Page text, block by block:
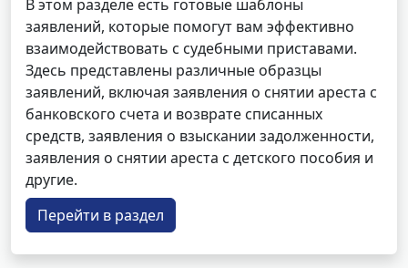
В этом разделе есть готовые шаблоны
заявлений, которые помогут вам эффективно
взаимодействовать с судебными приставами.
Здесь представлены различные образцы
заявлений, включая заявления о снятии ареста с
банковского счета и возврате списанных
средств, заявления о взыскании задолженности,
заявления о снятии ареста с детского пособия и
другие.
Перейти в раздел